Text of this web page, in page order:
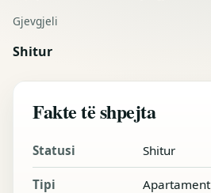
Gjevgjeli
Shitur
Fakte të shpejta
Statusi Shitur
Tipi Apartament